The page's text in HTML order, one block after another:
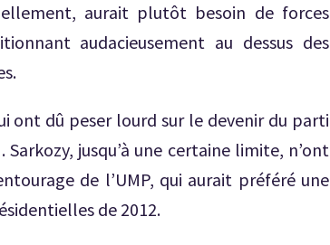
aurait plutôt besoin de forces
audacieusement au dessus des
ont dû peser lourd sur le devenir du parti
jusqu’à une certaine limite, n’ont
de l’UMP, qui aurait préféré une
de 2012.